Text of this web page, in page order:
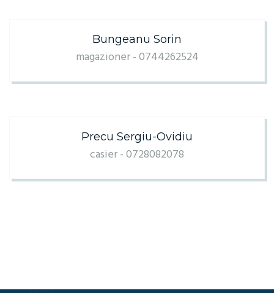
Bungeanu Sorin
magazioner - 0744262524
Precu Sergiu-Ovidiu
casier - 0728082078